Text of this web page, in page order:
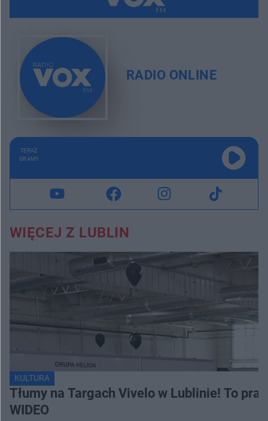
RADIO ONLINE
TERAZ
GRAMY
WIĘCEJ Z LUBLIN
KULTURA
Tłumy na Targach Vivelo w Lublinie! To
WIDEO